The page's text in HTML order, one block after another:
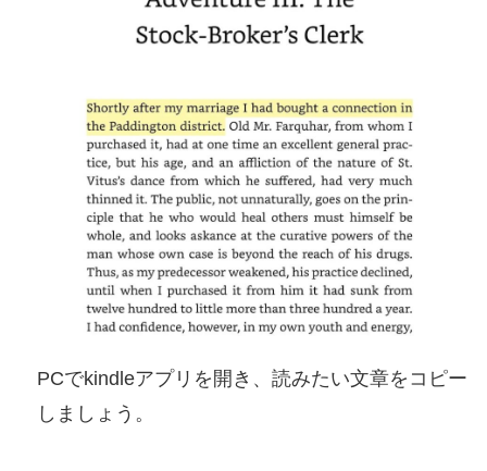
PCでkindleアプリを開き、読みたい文章をコピー
しましょう。